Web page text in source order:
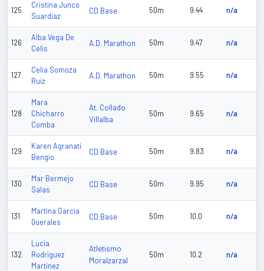
125
Cristina Junco
Suardiaz
CD Base 50m 9.44 n/a
126
Alba Vega De
Celis
A.D. Marathon 50m 9.47 n/a
127
Celia Somoza
Ruiz
A.D. Marathon 50m 9.55 n/a
128
Mara
Chicharro
Comba
At. Collado
Villalba
50m 9.65 n/a
129
Karen Agranati
Bengio
CD Base 50m 9.83 n/a
130
Mar Bermejo
Salas
CD Base 50m 9.95 n/a
131
Martina Garcia
Querales
CD Base 50m 10.0 n/a
132
Lucia
Rodriguez
Martinez
Atletismo
Moralzarzal
50m 10.2 n/a